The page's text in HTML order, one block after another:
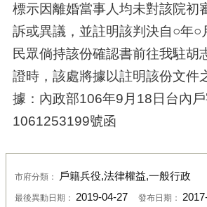
標示因離婚當事人均未對該院初
訴或異議，並註明該判決自○年○
民眾倘持該份確認書前往我駐胡
證時，該處將據以註明該份文件
據：內政部106年9月18日台內
1061253199號函
市府分類： 戶籍兵役,法律權益,一般行政
最後異動日期： 2019-04-27 發布日期：